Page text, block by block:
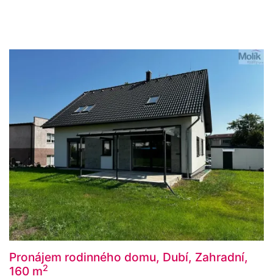
Pronájem rodinného domu, Dubí, Zahradní,
160 m2